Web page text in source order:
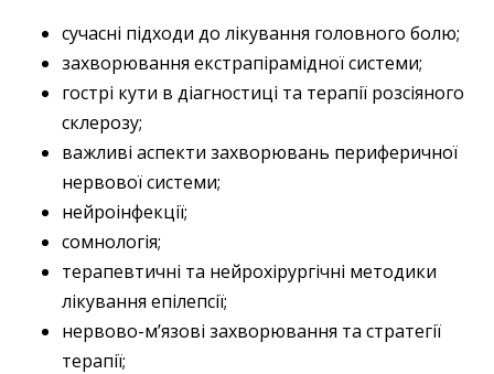
сучасні підходи до лікування головного болю;
захворювання екстрапірамідної системи;
гострі кути в діагностиці та терапії розсіяного
склерозу;
важливі аспекти захворювань периферичної
нервової системи;
нейроінфекції;
сомнологія;
терапевтичні та нейрохірургічні методики
лікування епілепсії;
нервово-м’язові захворювання та стратегії
терапії;